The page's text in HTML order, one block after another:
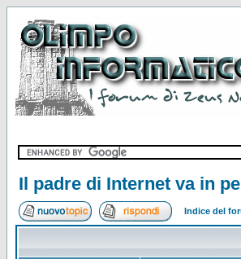
Il padre di Internet va in
Indice del